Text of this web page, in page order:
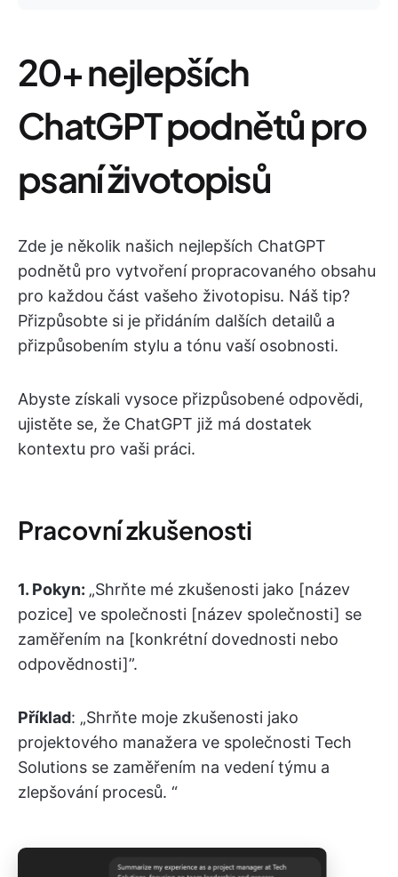
20+ nejlepších
ChatGPT podnětů pro
psaní životopisů
Zde je několik našich nejlepších ChatGPT
podnětů pro vytvoření propracovaného obsahu
pro každou část vašeho životopisu. Náš tip?
Přizpůsobte si je přidáním dalších detailů a
přizpůsobením stylu a tónu vaší osobnosti.
Abyste získali vysoce přizpůsobené odpovědi,
ujistěte se, že ChatGPT již má dostatek
kontextu pro vaši práci.
Pracovní zkušenosti
1. Pokyn: „Shrňte mé zkušenosti jako [název
pozice] ve společnosti [název společnosti] se
zaměřením na [konkrétní dovednosti nebo
odpovědnosti]”.
Příklad: „Shrňte moje zkušenosti jako
projektového manažera ve společnosti Tech
Solutions se zaměřením na vedení týmu a
zlepšování procesů. “